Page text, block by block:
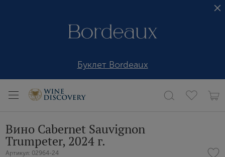
Буклет Bordeaux
Вино Cabernet Sauvignon
Trumpeter, 2024 г.
Артикул: 02964-24